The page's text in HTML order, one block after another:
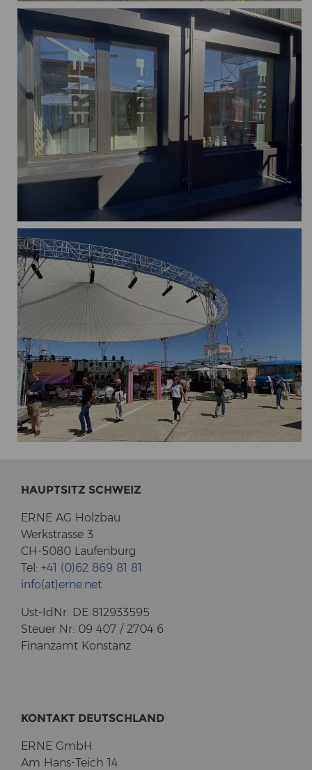
HAUPT­SITZ SCHWEIZ
ERNE AG Holz­bau
Werk­stras­se 3
CH-5080 Lau­fen­burg
Tel: +41 (0)62 869 81 81
info(at)erne.net
Ust-​IdNr: DE 812933595
Steu­er Nr: 09 407 / 2704 6
Fi­nanz­amt Kon­stanz
KON­TAKT DEUTSCH­LAND
ERNE GmbH
Am Hans-​Teich 14